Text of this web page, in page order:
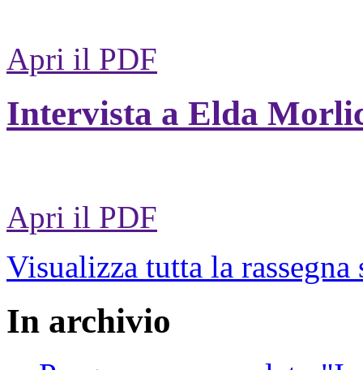
Apri il PDF
Intervista a Elda
Apri il PDF
Visualizza tutta la rassegna
In archivio